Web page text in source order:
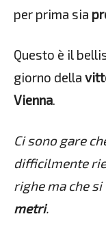
per prima sia
Questo è il
giorno della
Vienna.
Ci sono gare
difficilmente
righe ma che
metri.